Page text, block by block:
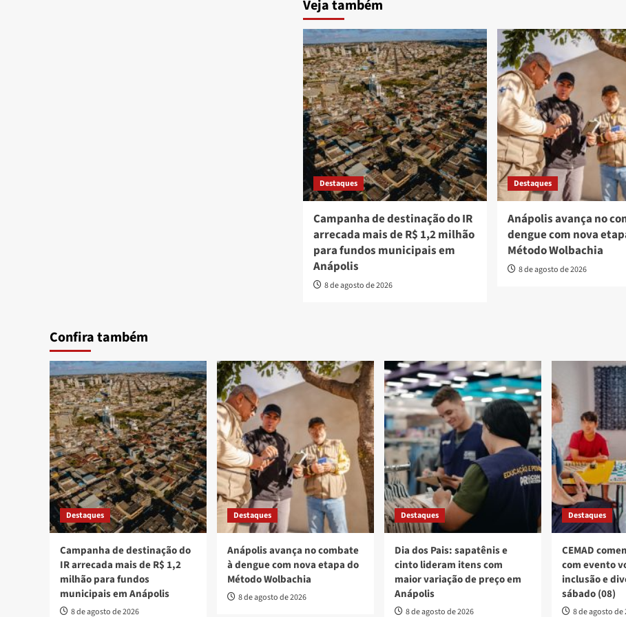
Veja também
Destaques
Campanha de destinação do IR
arrecada mais de R$ 1,2 milhão
para fundos municipais em
Anápolis
8 de agosto de 2026
Destaques
Anápolis avança no
dengue com nova
Método Wolbachia
8 de agosto de 2026
Confira também
Destaques
Campanha de destinação do
IR arrecada mais de R$ 1,2
milhão para fundos
municipais em Anápolis
8 de agosto de 2026
Destaques
Anápolis avança no combate
à dengue com nova etapa do
Método Wolbachia
8 de agosto de 2026
Destaques
Dia dos Pais: sapatênis e
cinto lideram itens com
maior variação de preço em
Anápolis
8 de agosto de 2026
Destaques
CEMAD
com evento
inclusão e
sábado (08)
8 de agosto de